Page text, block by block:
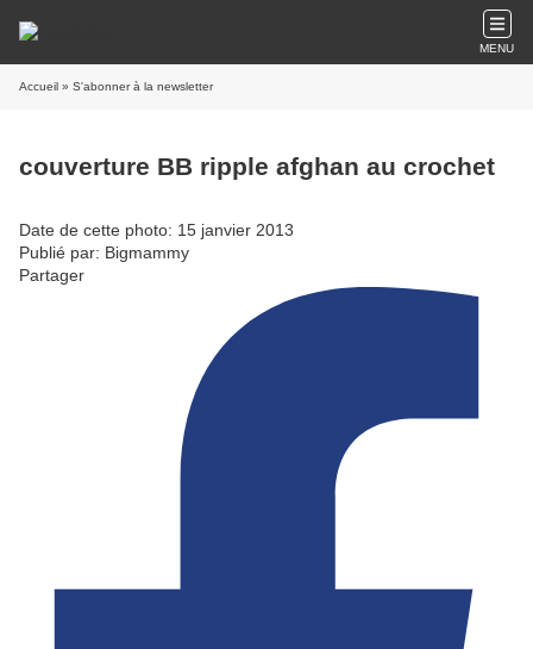
MENU
Accueil » S'abonner à la newsletter
couverture BB ripple afghan au crochet
Date de cette photo: 15 janvier 2013
Publié par: Bigmammy
Partager